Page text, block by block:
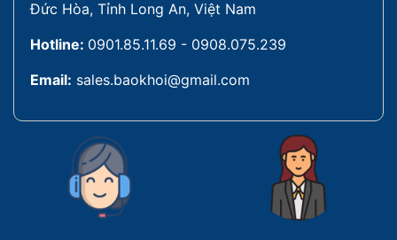
Đức Hòa, Tỉnh Long An, Việt Nam
Hotline: 0901.85.11.69 - 0908.075.239
Email: sales.baokhoi@gmail.com